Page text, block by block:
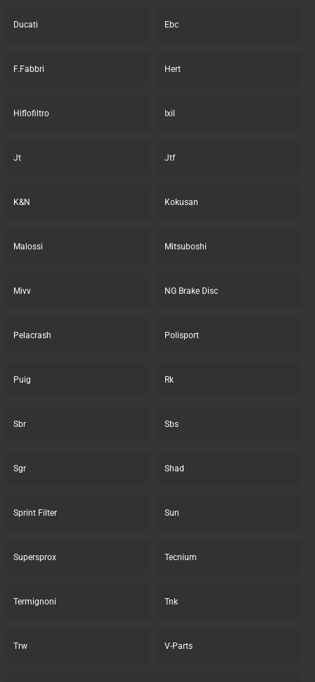
Ducati Ebc
F.Fabbri Hert
Hiflofiltro Ixil
Jt Jtf
K&N Kokusan
Malossi Mitsuboshi
Mivv NG Brake Disc
Pelacrash Polisport
Puig Rk
Sbr Sbs
Sgr Shad
Sprint Filter Sun
Supersprox Tecnium
Termignoni Tnk
Trw V-Parts